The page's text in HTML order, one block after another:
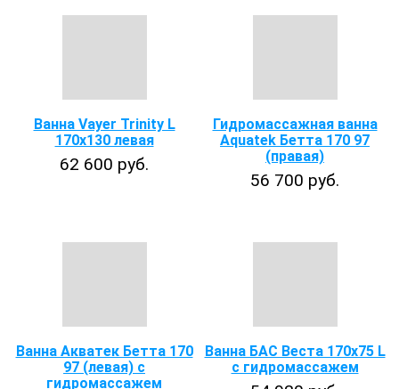
Ванна Vayer Trinity L
170x130 левая
62 600 руб.
Гидромассажная ванна
Aquatek Бетта 170 97
(правая)
56 700 руб.
Ванна Акватек Бетта 170
97 (левая) с
гидромассажем
Ванна БАС Веста 170x75 L
с гидромассажем